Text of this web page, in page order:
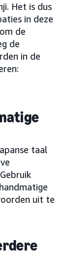
Het is dus
in deze
de
de
in de
taal
uit te